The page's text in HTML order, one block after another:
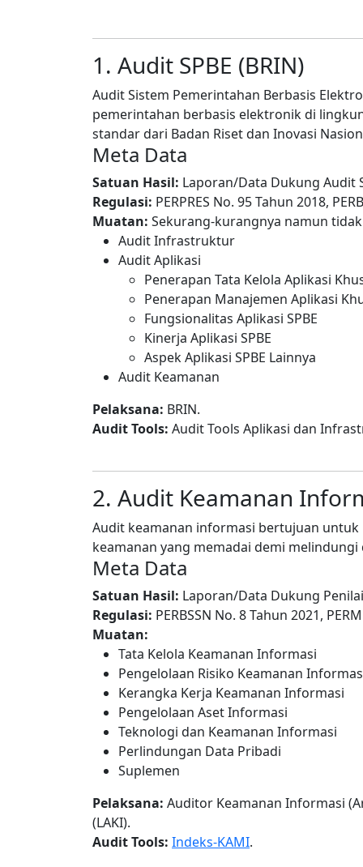
1. Audit SPBE (BRIN)
Audit Sistem Pemerintahan Berbasis
pemerintahan berbasis elektronik di
standar dari Badan Riset dan Inovasi
Meta Data
Satuan Hasil: Laporan/Data Dukung Audit
Regulasi: PERPRES No. 95 Tahun 2018,
Muatan: Sekurang-kurangnya namun
Audit Infrastruktur
Audit Aplikasi
Penerapan Tata Kelola Aplikasi
Penerapan Manajemen Aplikasi
Fungsionalitas Aplikasi SPBE
Kinerja Aplikasi SPBE
Aspek Aplikasi SPBE Lainnya
Audit Keamanan
Pelaksana: BRIN.
Audit Tools: Audit Tools Aplikasi dan
2. Audit Keamanan
Audit keamanan informasi bertujuan
keamanan yang memadai demi
Meta Data
Satuan Hasil: Laporan/Data Dukung
Regulasi: PERBSSN No. 8 Tahun 2021,
Muatan:
Tata Kelola Keamanan Informasi
Pengelolaan Risiko Keamanan
Kerangka Kerja Keamanan Informasi
Pengelolaan Aset Informasi
Teknologi dan Keamanan Informasi
Perlindungan Data Pribadi
Suplemen
Pelaksana: Auditor Keamanan Informasi
(LAKI).
Audit Tools: Indeks-KAMI.